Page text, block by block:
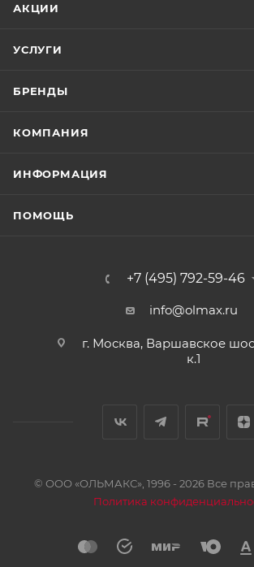
АКЦИИ
УСЛУГИ
БРЕНДЫ
КОМПАНИЯ
ИНФОРМАЦИЯ
ПОМОЩЬ
+7 (495) 792-59-46
info@olmax.ru
г. Москва, Варшавское
к.1
© ООО «ОЛЬМАКС», 1996 - 2026 Все
Политика